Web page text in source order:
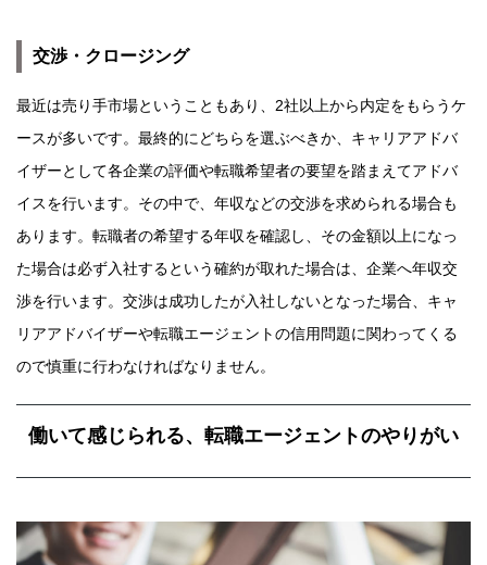
交渉・クロージング
最近は売り手市場ということもあり、2社以上から内定をもらうケ
ースが多いです。最終的にどちらを選ぶべきか、キャリアアドバ
イザーとして各企業の評価や転職希望者の要望を踏まえてアドバ
イスを行います。その中で、年収などの交渉を求められる場合も
あります。転職者の希望する年収を確認し、その金額以上になっ
た場合は必ず入社するという確約が取れた場合は、企業へ年収交
渉を行います。交渉は成功したが入社しないとなった場合、キャ
リアアドバイザーや転職エージェントの信用問題に関わってくる
ので慎重に行わなければなりません。
働いて感じられる、転職エージェントのやりがい